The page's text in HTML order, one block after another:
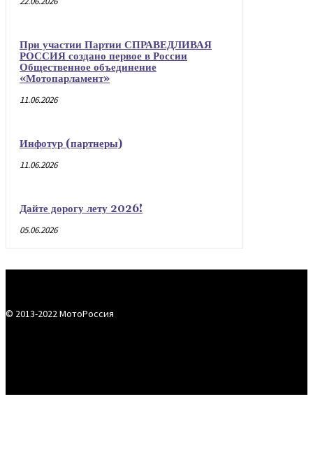
При участии Партии СПРАВЕДЛИВАЯ
РОССИЯ создано первое в России
Общественное объединение
«Мотопарламент»
11.06.2026
Инфотур (партнеры)
11.06.2026
Дайте дорогу лету 2026!
05.06.2026
© 2013-2022 МотоРоссия